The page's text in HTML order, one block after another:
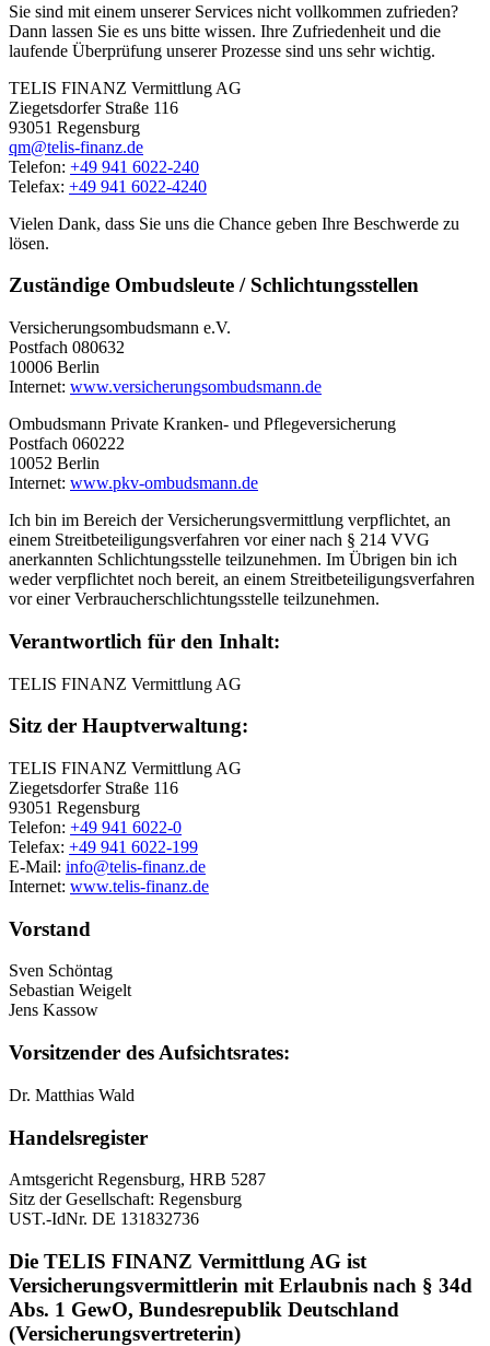
Sie sind mit einem unserer Services nicht vollkommen zufrieden?
Dann lassen Sie es uns bitte wissen. Ihre Zufriedenheit und die
laufende Überprüfung unserer Prozesse sind uns sehr wichtig.
TELIS FINANZ Vermittlung AG
Ziegetsdorfer Straße 116
93051 Regensburg
qm@telis-finanz.de
Telefon: +49 941 6022-240
Telefax: +49 941 6022-4240
Vielen Dank, dass Sie uns die Chance geben Ihre Beschwerde zu
lösen.
Zuständige Ombudsleute / Schlichtungsstellen
Versicherungsombudsmann e.V.
Postfach 080632
10006 Berlin
Internet: www.versicherungsombudsmann.de
Ombudsmann Private Kranken- und Pflegeversicherung
Postfach 060222
10052 Berlin
Internet: www.pkv-ombudsmann.de
Ich bin im Bereich der Versicherungsvermittlung verpflichtet, an
einem Streitbeteiligungsverfahren vor einer nach § 214 VVG
anerkannten Schlichtungsstelle teilzunehmen. Im Übrigen bin ich
weder verpflichtet noch bereit, an einem Streitbeteiligungsverfahren
vor einer Verbraucherschlichtungsstelle teilzunehmen.
Verantwortlich für den Inhalt:
TELIS FINANZ Vermittlung AG
Sitz der Hauptverwaltung:
TELIS FINANZ Vermittlung AG
Ziegetsdorfer Straße 116
93051 Regensburg
Telefon: +49 941 6022-0
Telefax: +49 941 6022-199
E-Mail: info@telis-finanz.de
Internet: www.telis-finanz.de
Vorstand
Sven Schöntag
Sebastian Weigelt
Jens Kassow
Vorsitzender des Aufsichtsrates:
Dr. Matthias Wald
Handelsregister
Amtsgericht Regensburg, HRB 5287
Sitz der Gesellschaft: Regensburg
UST.-IdNr. DE 131832736
Die TELIS FINANZ Vermittlung AG ist
Versicherungsvermittlerin mit Erlaubnis nach § 34d
Abs. 1 GewO, Bundesrepublik Deutschland
(Versicherungsvertreterin)